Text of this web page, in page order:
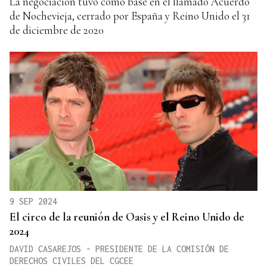
de Nochevieja, cerrado por España y Reino Unido el 31
de diciembre de 2020
9 SEP 2024
El circo de la reunión de Oasis y el Reino Unido de
2024
DAVID CASAREJOS - PRESIDENTE DE LA COMISIÓN DE
DERECHOS CIVILES DEL CGCEE